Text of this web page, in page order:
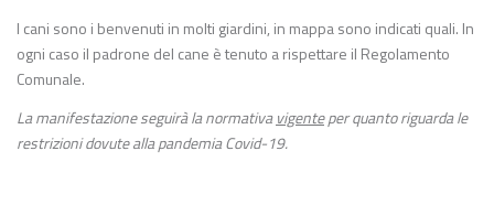
I cani sono i benvenuti in molti giardini, in mappa sono indicati quali. In
ogni caso il padrone del cane è tenuto a rispettare il Regolamento
Comunale.
La manifestazione seguirà la normativavigenteper quanto riguarda le
restrizioni dovute alla pandemia Covid-19.